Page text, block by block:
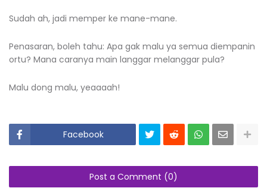
Sudah ah, jadi memper ke mane-mane.
Penasaran, boleh tahu: Apa gak malu ya semua diempanin
ortu? Mana caranya main langgar melanggar pula?
Malu dong malu, yeaaaah!
Facebook
Post a Comment (0)